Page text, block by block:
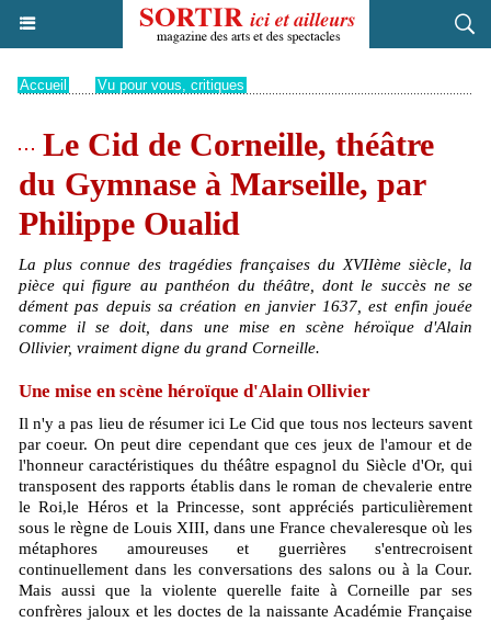
Accueil Vu pour vous, critiques
Le Cid de Corneille, théâtre
du Gymnase à Marseille, par
Philippe Oualid
La plus connue des tragédies françaises du XVIIème siècle, la
pièce qui figure au panthéon du théâtre, dont le succès ne se
dément pas depuis sa création en janvier 1637, est enfin jouée
comme il se doit, dans une mise en scène héroïque d'Alain
Ollivier, vraiment digne du grand Corneille.
Une mise en scène héroïque d'Alain Ollivier
Il n'y a pas lieu de résumer ici Le Cid que tous nos lecteurs savent
par coeur. On peut dire cependant que ces jeux de l'amour et de
l'honneur caractéristiques du théâtre espagnol du Siècle d'Or, qui
transposent des rapports établis dans le roman de chevalerie entre
le Roi,le Héros et la Princesse, sont appréciés particulièrement
sous le règne de Louis XIII, dans une France chevaleresque où les
métaphores amoureuses et guerrières s'entrecroisent
continuellement dans les conversations des salons ou à la Cour.
Mais aussi que la violente querelle faite à Corneille par ses
confrères jaloux et les doctes de la naissante Académie Française